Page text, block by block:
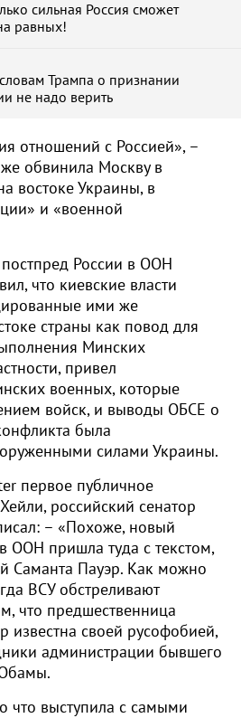
сильная Россия сможет
равных!
Трампа о признании
не надо верить
отношений с Россией», –
обвинила Москву в
востоке Украины, в
и «военной
России в ООН
что киевские власти
ими же
страны как повод для
Минских
привел
военных, которые
войск, и выводы ОБСЕ о
была
силами Украины.
первое публичное
российский сенатор
– «Похоже, новый
ООН пришла туда с текстом,
Саманта Пауэр. Как можно
ВСУ обстреливают
что предшественница
известна своей русофобией,
администрации бывшего
что выступила с самыми